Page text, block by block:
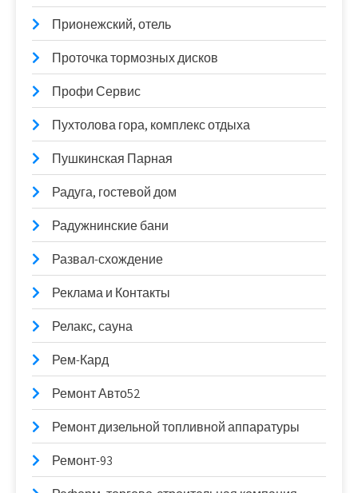
Прионежский, отель
Проточка тормозных дисков
Профи Сервис
Пухтолова гора, комплекс отдыха
Пушкинская Парная
Радуга, гостевой дом
Радужнинские бани
Развал-схождение
Реклама и Контакты
Релакс, сауна
Рем-Кард
Ремонт Авто52
Ремонт дизельной топливной аппаратуры
Ремонт-93